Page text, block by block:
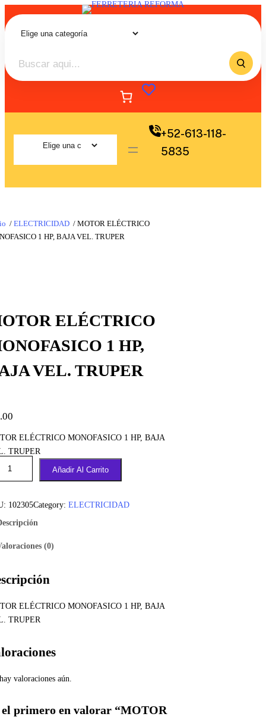
+52-613-118-
5835
/ ELECTRICIDAD / MOTOR ELÉCTRICO
1 HP, BAJA VEL. TRUPER
ELÉCTRICO
1 HP,
VEL. TRUPER
ELÉCTRICO MONOFASICO 1 HP, BAJA
TRUPER
Añadir Al Carrito
102305Category: ELECTRICIDAD
(0)
ELÉCTRICO MONOFASICO 1 HP, BAJA
TRUPER
valoraciones aún.
el primero en valorar “MOTOR